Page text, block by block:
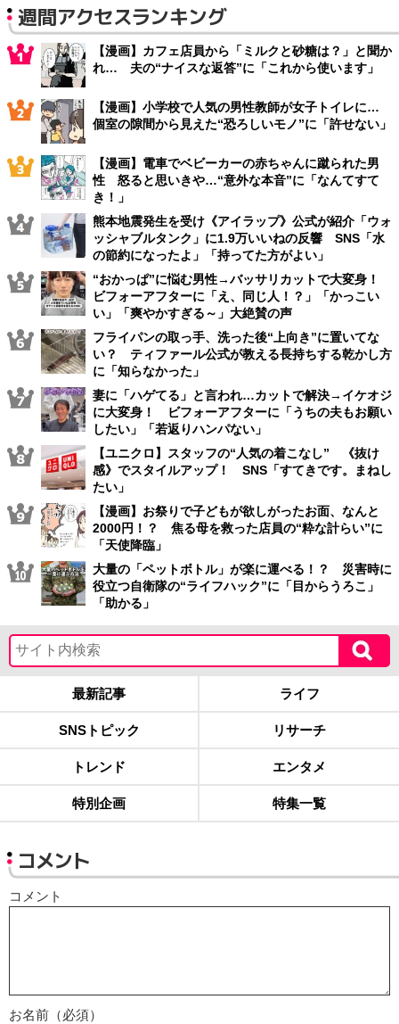
週間アクセスランキング
【漫画】カフェ店員から「ミルクと砂糖は？」と聞か
れ… 夫の“ナイスな返答”に「これから使います」
【漫画】小学校で人気の男性教師が女子トイレに…
個室の隙間から見えた“恐ろしいモノ”に「許せない」
【漫画】電車でベビーカーの赤ちゃんに蹴られた男
性 怒ると思いきや…“意外な本音”に「なんてすて
き！」
熊本地震発生を受け《アイラップ》公式が紹介「ウォ
ッシャブルタンク」に1.9万いいねの反響 SNS「水
の節約になったよ」「持ってた方がよい」
“おかっぱ”に悩む男性→バッサリカットで大変身！
ビフォーアフターに「え、同じ人！？」「かっこい
い」「爽やかすぎる～」大絶賛の声
フライパンの取っ手、洗った後“上向き”に置いてな
い？ ティファール公式が教える長持ちする乾かし方
に「知らなかった」
妻に「ハゲてる」と言われ…カットで解決→イケオジ
に大変身！ ビフォーアフターに「うちの夫もお願い
したい」「若返りハンパない」
【ユニクロ】スタッフの“人気の着こなし” 《抜け
感》でスタイルアップ！ SNS「すてきです。まねし
たい」
【漫画】お祭りで子どもが欲しがったお面、なんと
2000円！？ 焦る母を救った店員の“粋な計らい”に
「天使降臨」
大量の「ペットボトル」が楽に運べる！？ 災害時に
役立つ自衛隊の“ライフハック”に「目からうろこ」
「助かる」
最新記事 ライフ
SNSトピック リサーチ
トレンド エンタメ
特別企画 特集一覧
コメント
コメント
お名前（必須）